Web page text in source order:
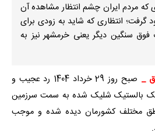
مردم ایران چشم انتظار مشاهده آن
گرفت؛ انتظاری که شاید به زودی برای
سنگین دیگر یعنی خرمشهر نیز به
_
صبح روز 29 خرداد 1404 رد عجیب و
بالستیک شلیک شده به سمت سرزمین
مختلف کشورمان دیده شده و موجب